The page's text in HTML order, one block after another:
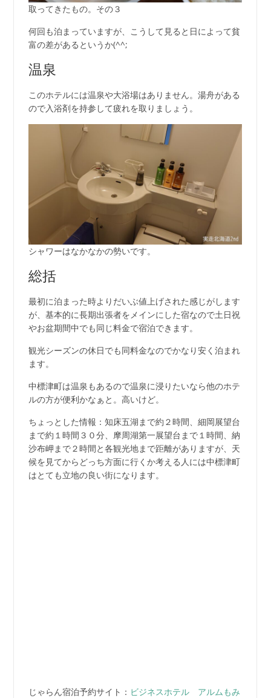
取ってきたもの。その３
何回も泊まっていますが、こうして見ると日によって貧
富の差があるというか(^^;
温泉
このホテルには温泉や大浴場はありません。湯舟がある
ので入浴剤を持参して疲れを取りましょう。
シャワーはなかなかの勢いです。
総括
最初に泊まった時よりだいぶ値上げされた感じがします
が、基本的に長期出張者をメインにした宿なので土日祝
やお盆期間中でも同じ料金で宿泊できます。
観光シーズンの休日でも同料金なのでかなり安く泊まれ
ます。
中標津町は温泉もあるので温泉に浸りたいなら他のホテ
ルの方が便利かなぁと。高いけど。
ちょっとした情報：知床五湖まで約２時間、細岡展望台
まで約１時間３０分、摩周湖第一展望台まで１時間、納
沙布岬まで２時間と各観光地まで距離がありますが、天
候を見てからどっち方面に行くか考える人には中標津町
はとても立地の良い街になります。
じゃらん宿泊予約サイト： ビジネスホテル アルムもみ